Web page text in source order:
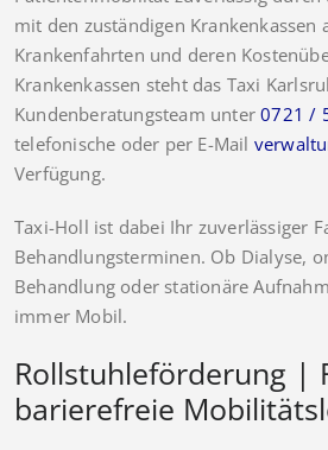
mit den zuständigen Krankenkassen
Krankenfahrten und deren
Krankenkassen steht das Taxi
Kundenberatungsteam unter0721 /
telefonische oder per E-Mail
Verfügung.
Taxi-Holl ist dabei Ihr zuverlässiger
Behandlungsterminen. Ob Dialyse,
Behandlung oder stationäre
immer Mobil.
Rollstuhleförderung |
barierefreie